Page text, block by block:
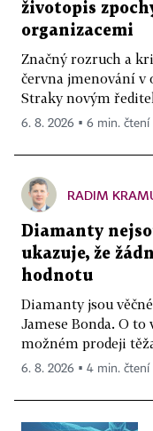
životopis
organizacemi
Značný rozruch a
června jmenování v
Straky novým
6. 8. 2026 ▪ 6 min. čtení
RADIM
Diamanty
ukazuje, že
hodnotu
Diamanty jsou
Jamese Bonda. O
možném prodeji
6. 8. 2026 ▪ 4 min. čtení